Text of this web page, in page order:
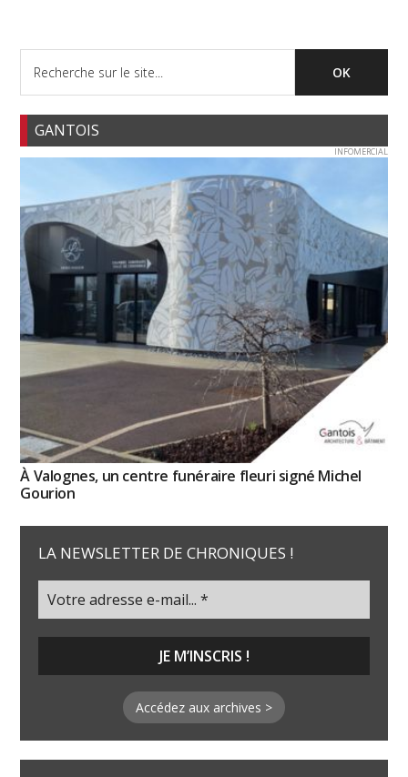
GANTOIS
INFOMERCIAL
À Valognes, un centre funéraire fleuri signé Michel
Gourion
LA NEWSLETTER DE CHRONIQUES !
Accédez aux archives >